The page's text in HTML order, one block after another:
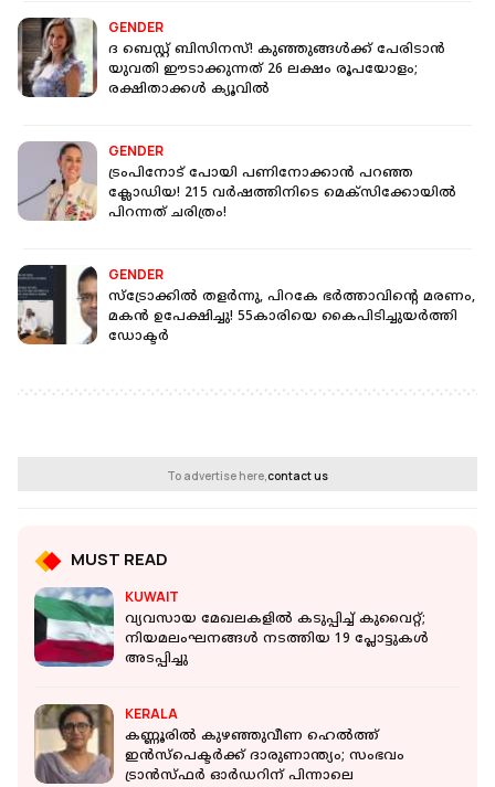
GENDER
ദ ബെസ്റ്റ് ബിസിനസ്! കുഞ്ഞുങ്ങൾക്ക് പേരിടാൻ
യുവതി ഈടാക്കുന്നത് 26 ലക്ഷം രൂപയോളം;
രക്ഷിതാക്കൾ ക്യൂവിൽ
GENDER
ട്രംപിനോട് പോയി പണിനോക്കാൻ പറഞ്ഞ
ക്ലോഡിയ! 215 വർഷത്തിനിടെ മെക്‌സിക്കോയിൽ
പിറന്നത് ചരിത്രം!
GENDER
സ്‌ട്രോക്കിൽ തളർന്നു, പിറകേ ഭർത്താവിന്‍റെ മരണം,
മകൻ ഉപേക്ഷിച്ചു! 55കാരിയെ കൈപിടിച്ചുയർത്തി
ഡോക്ടർ
To advertise here,contact us
MUST READ
KUWAIT
വ്യവസായ മേഖലകളിൽ കടുപ്പിച്ച് കുവൈറ്റ്;
നിയമലംഘനങ്ങൾ നടത്തിയ 19 പ്ലോട്ടുകൾ
അടപ്പിച്ചു
KERALA
കണ്ണൂരില്‍ കുഴഞ്ഞുവീണ ഹെല്‍ത്ത്
ഇന്‍സ്‌പെക്ടര്‍ക്ക് ദാരുണാന്ത്യം; സംഭവം
ട്രാന്‍സ്ഫര്‍ ഓര്‍ഡറിന് പിന്നാലെ